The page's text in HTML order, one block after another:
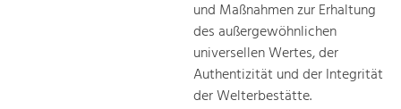
und Maßnahmen zur Erhaltung
des außergewöhnlichen
universellen Wertes, der
Authentizität und der Integrität
der Welterbestätte.